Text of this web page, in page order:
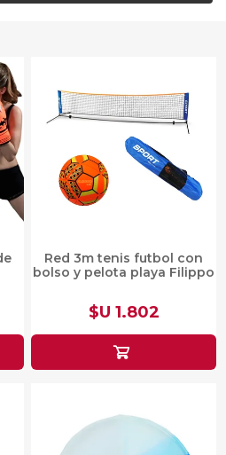
Red 3m tenis futbol con
bolso y pelota playa Filippo
$U 1.802